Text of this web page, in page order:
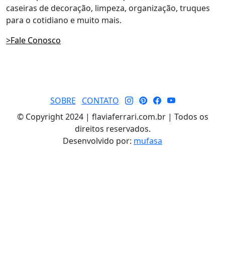
caseiras de decoração, limpeza, organização, truques
para o cotidiano e muito mais.
>Fale Conosco
SOBRE
CONTATO
© Copyright 2024 | flaviaferrari.com.br | Todos os
direitos reservados.
Desenvolvido por: mufasa